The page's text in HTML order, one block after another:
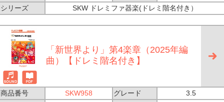
シリーズ
SKW ドレミファ器楽(ドレミ階名付き）
「新世界より」第4楽章（2025年編
曲）【ドレミ階名付き】
商品番号 SKW958 グレード
3.5